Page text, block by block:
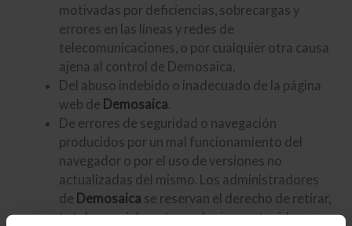
motivadas por deficiencias, sobrecargas y
errores en las líneas y redes de
telecomunicaciones, o por cualquier otra causa
ajena al control de Demosaica.
Del abuso indebido o inadecuado de la página
web de Demosaica.
De errores de seguridad o navegación
producidos por un mal funcionamiento del
navegador o por el uso de versiones no
actualizadas del mismo. Los administradores
de Demosaica se reservan el derecho de retirar,
total o parcialmente, cualquier contenido o